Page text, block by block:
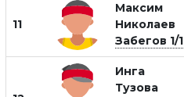
11
Максим
Николаев
Забегов 1/1
Инга
Тузова